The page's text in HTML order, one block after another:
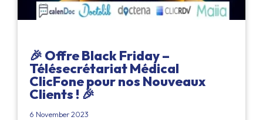
🎉 Offre Black Friday –
Télésecrétariat Médical
ClicFone pour nos Nouveaux
Clients ! 🎉
6 November 2023